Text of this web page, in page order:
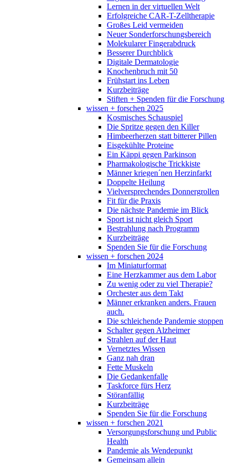
Lernen in der virtuellen Welt
Erfolgreiche CAR-T-Zelltherapie
Großes Leid vermeiden
Neuer Sonderforschungsbereich
Molekularer Fingerabdruck
Besserer Durchblick
Digitale Dermatologie
Knochenbruch mit 50
Frühstart ins Leben
Kurzbeiträge
Stiften + Spenden für die Forschung
wissen + forschen 2025
Kosmisches Schauspiel
Die Spritze gegen den Killer
Himbeerherzen statt bitterer Pillen
Eisgekühlte Proteine
Ein Käppi gegen Parkinson
Pharmakologische Trickkiste
Männer kriegen´nen Herzinfarkt
Doppelte Heilung
Vielversprechendes Donnergrollen
Fit für die Praxis
Die nächste Pandemie im Blick
Sport ist nicht gleich Sport
Bestrahlung nach Programm
Kurzbeiträge
Spenden Sie für die Forschung
wissen + forschen 2024
Im Miniaturformat
Eine Herzkammer aus dem Labor
Zu wenig oder zu viel Therapie?
Orchester aus dem Takt
Männer erkranken anders. Frauen
auch.
Die schleichende Pandemie stoppen
Schalter gegen Alzheimer
Strahlen auf der Haut
Vernetztes Wissen
Ganz nah dran
Fette Muskeln
Die Gedankenfalle
Taskforce fürs Herz
Störanfällig
Kurzbeiträge
Spenden Sie für die Forschung
wissen + forschen 2021
Versorgungsforschung und Public
Health
Pandemie als Wendepunkt
Gemeinsam allein